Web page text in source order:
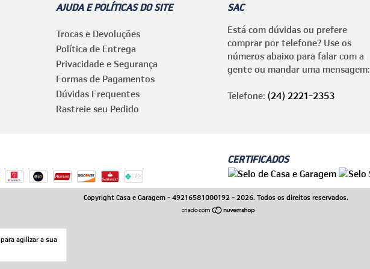
para agilizar a sua
AJUDA E POLÍTICAS DO SITE
Trocas e Devoluções
Política de Entrega
Privacidade e Segurança
Formas de Pagamentos
Dúvidas Frequentes
Rastreie seu Pedido
SAC
Está com dúvidas ou prefere
comprar por telefone? Use os
números abaixo para falar com a
gente ou mandar uma mensagem:
Telefone: (24) 2221-2353
CERTIFICADOS
Copyright Casa e Garagem - 49216581000192 - 2026. Todos os direitos reservados.